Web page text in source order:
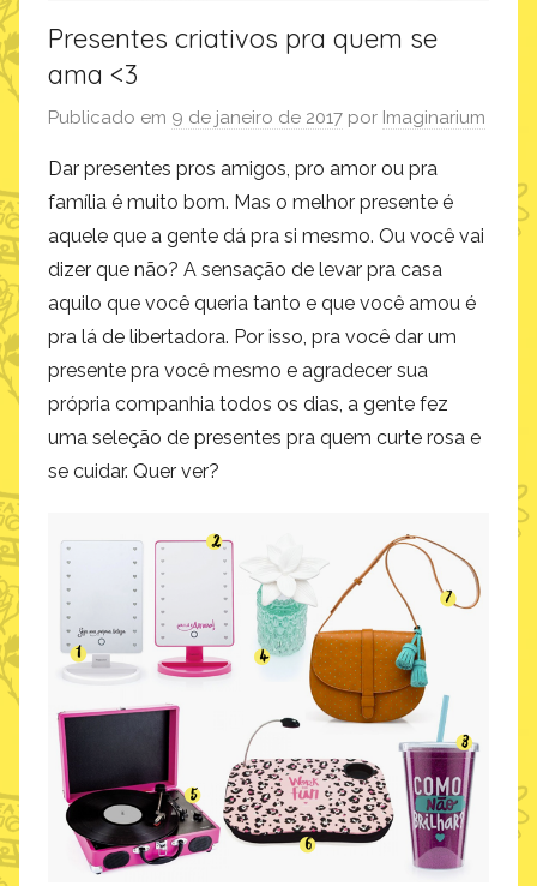
Presentes criativos pra quem se
ama <3
Publicado em 9 de janeiro de 2017 por Imaginarium
Dar presentes pros amigos, pro amor ou pra
família é muito bom. Mas o melhor presente é
aquele que a gente dá pra si mesmo. Ou você vai
dizer que não? A sensação de levar pra casa
aquilo que você queria tanto e que você amou é
pra lá de libertadora. Por isso, pra você dar um
presente pra você mesmo e agradecer sua
própria companhia todos os dias, a gente fez
uma seleção de presentes pra quem curte rosa e
se cuidar. Quer ver?